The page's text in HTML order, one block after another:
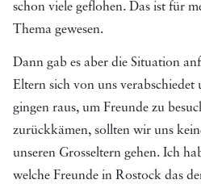
schon viele geflohen. Das ist für
Thema gewesen.
Dann gab es aber die Situation
Eltern sich von uns verabschiedet
gingen raus, um Freunde zu
zurückkämen, sollten wir uns
unseren Grosseltern gehen. Ich
welche Freunde in Rostock das